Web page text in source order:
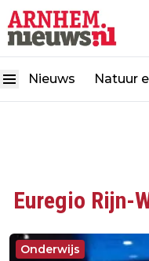
Nieuws Natuur
Euregio Rijn-
Onderwijs